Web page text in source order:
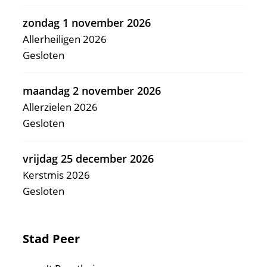
zondag 1 november 2026
Allerheiligen 2026
Gesloten
maandag 2 november 2026
Allerzielen 2026
Gesloten
vrijdag 25 december 2026
Kerstmis 2026
Gesloten
Contact & openingsuren
Stad Peer